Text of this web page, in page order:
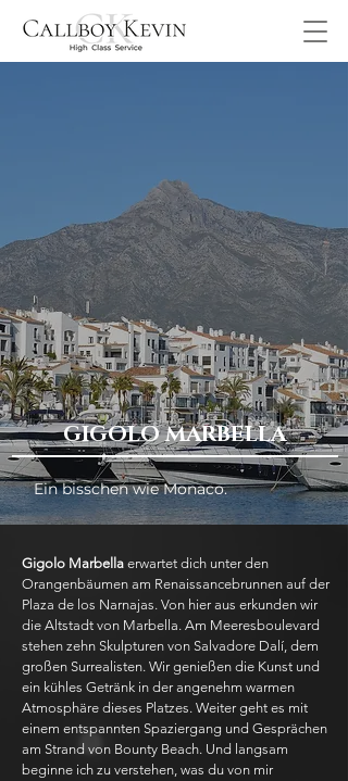
GIGOLO MARBELLA
Ein bisschen wie Monaco.
Gigolo Marbella erwartet dich unter den
Orangenbäumen am Renaissancebrunnen auf der
Plaza de los Narnajas. Von hier aus erkunden wir
die Altstadt von Marbella. Am Meeresboulevard
stehen zehn Skulpturen von Salvadore Dalí, dem
großen Surrealisten. Wir genießen die Kunst und
ein kühles Getränk in der angenehm warmen
Atmosphäre dieses Platzes. Weiter geht es mit
einem entspannten Spaziergang und Gesprächen
am Strand von Bounty Beach. Und langsam
beginne ich zu verstehen, was du von mir